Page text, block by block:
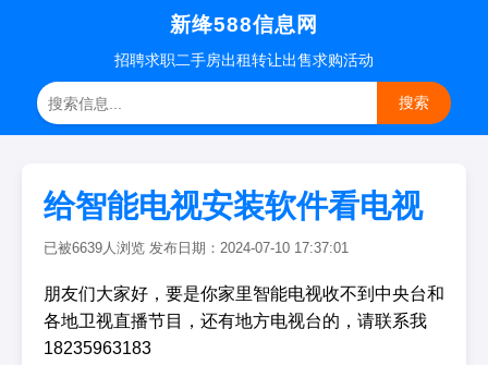
新绛588信息网
招聘求职二手房出租转让出售求购活动
搜索
给智能电视安装软件看电视
已被6639人浏览 发布日期：2024-07-10 17:37:01
朋友们大家好，要是你家里智能电视收不到中央台和
各地卫视直播节目，还有地方电视台的，请联系我
18235963183